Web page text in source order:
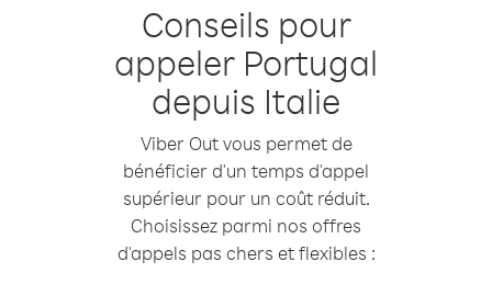
Conseils pour
appeler Portugal
depuis Italie
Viber Out vous permet de
bénéficier d'un temps d'appel
supérieur pour un coût réduit.
Choisissez parmi nos offres
d'appels pas chers et flexibles :